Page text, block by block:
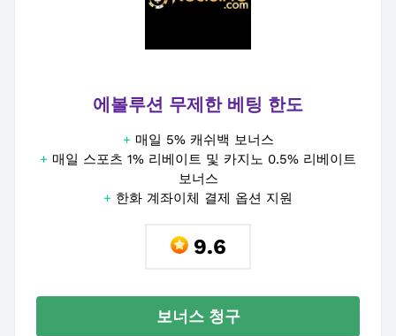
에볼루션 무제한 베팅 한도
+ 매일 5% 캐쉬백 보너스
+ 매일 스포츠 1% 리베이트 및 카지노 0.5% 리베이트
보너스
+ 한화 계좌이체 결제 옵션 지원
9.6
보너스 청구